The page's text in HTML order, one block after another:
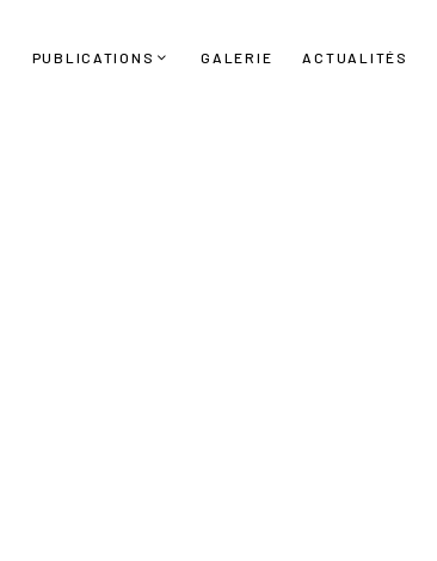
PUBLICATIONS GALERIE ACTUALITÉS